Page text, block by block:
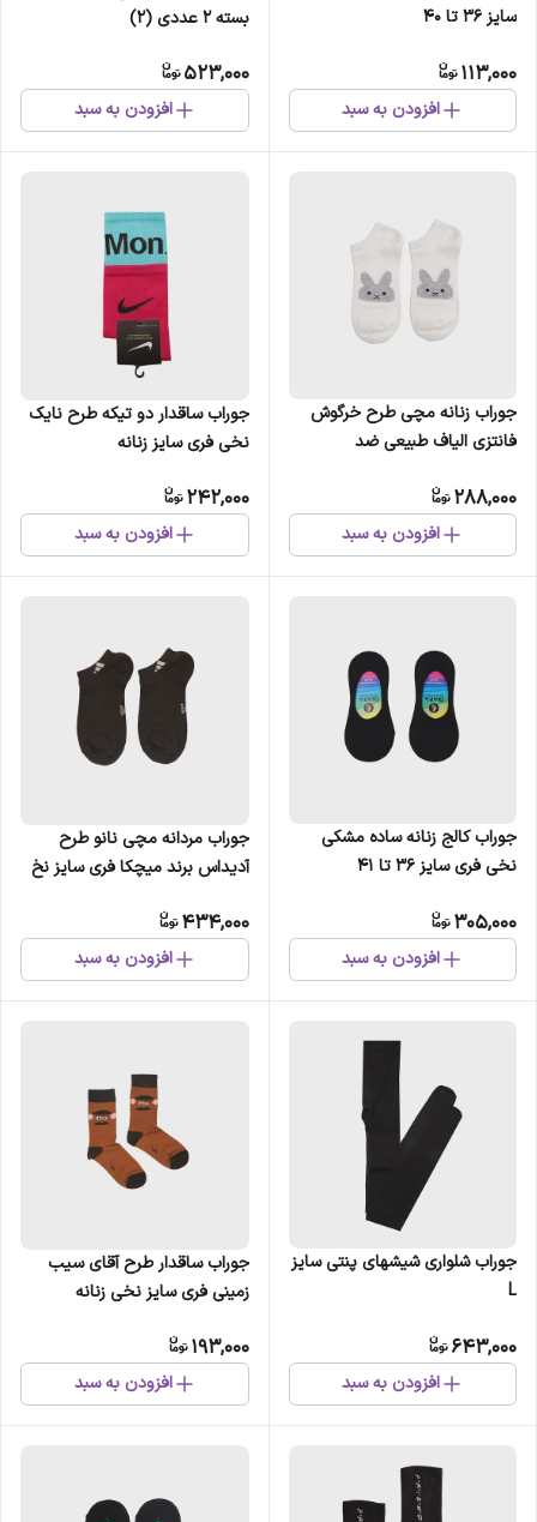
سایز 36 تا 40
113,000
افزودن به سبد
بسته 2 عددی (2)
523,000
افزودن به سبد
جوراب زنانه مچی طرح خرگوش
فانتزی الیاف طبیعی ضد
288,000
افزودن به سبد
جوراب ساقدار دو تیکه طرح نایک
نخی فری سایز زنانه
242,000
افزودن به سبد
جوراب کالج زنانه ساده مشکی
نخی فری سایز 36 تا 41
305,000
افزودن به سبد
جوراب مردانه مچی نانو طرح
آدیداس برند میچکا فری سایز نخ
434,000
افزودن به سبد
جوراب شلواری شیشهای پنتی سایز
L
643,000
افزودن به سبد
جوراب ساقدار طرح آقای سیب
زمینی فری سایز نخی زنانه
193,000
افزودن به سبد